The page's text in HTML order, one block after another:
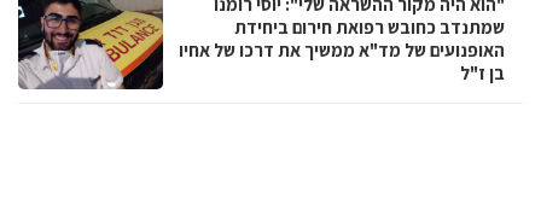
"הוא היה מקור ההשראה שלי": יוסי רומנו
שמתנדב כחובש רפואת חירום ביחידת
האופנועים של מד"א ממשיך את דרכו של אחיו
בן ז"ל